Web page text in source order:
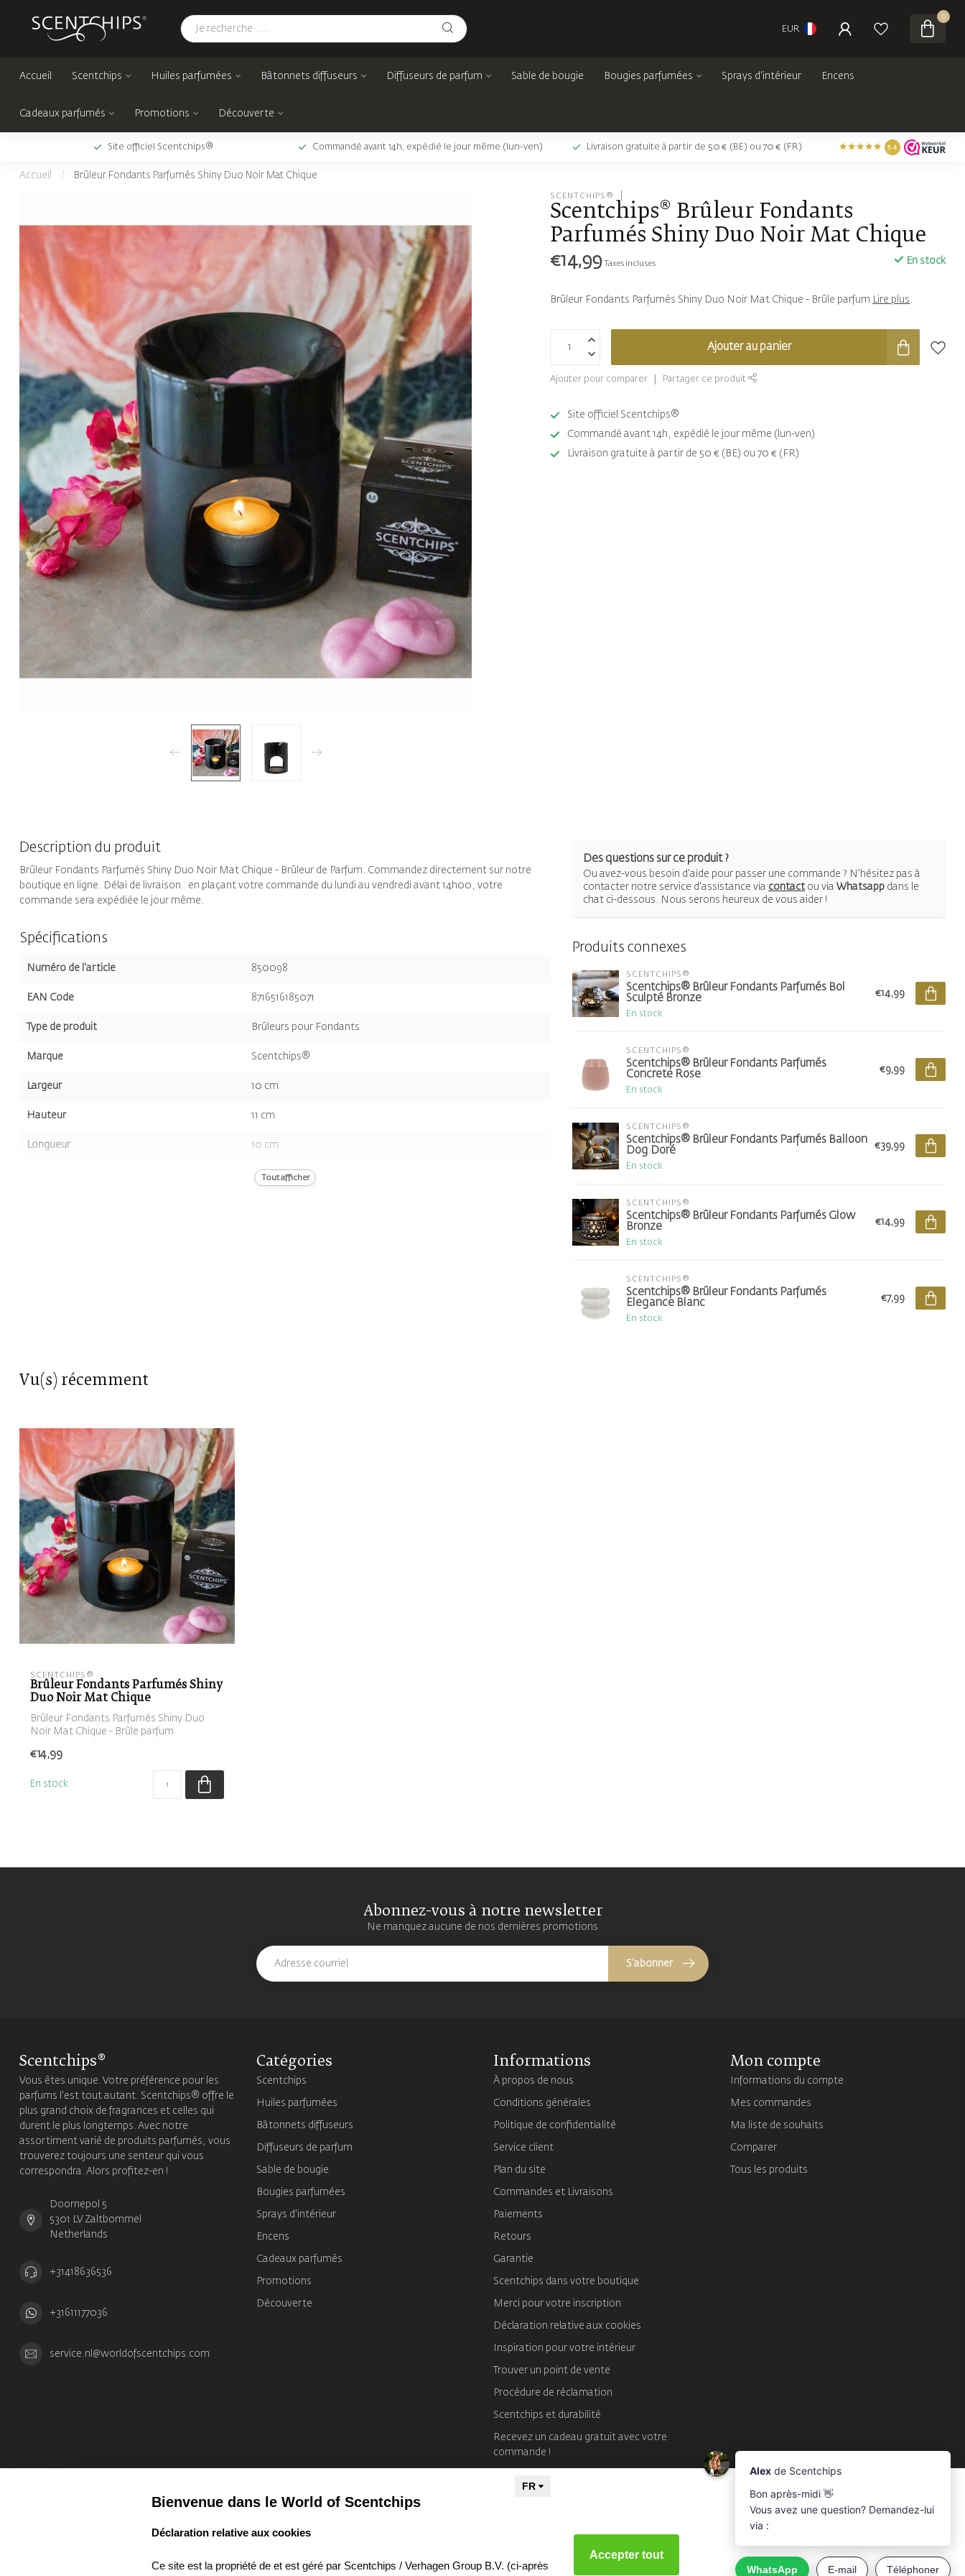
EUR
0
Accueil Scentchips Huiles parfumées Bâtonnets diffuseurs Diffuseurs de parfum Sable de bougie Bougies parfumées Sprays d'intérieur Encens
Cadeaux parfumés Promotions Découverte
Site officiel Scentchips® Commandé avant 14h, expédié le jour même (lun-ven) Livraison gratuite à partir de 50 € (BE) ou 70 € (FR) 9.4
Accueil / Brûleur Fondants Parfumés Shiny Duo Noir Mat Chique
SCENTCHIPS®
Scentchips® Brûleur Fondants
Parfumés Shiny Duo Noir Mat Chique
€14,99 Taxes incluses En stock
Brûleur Fondants Parfumés Shiny Duo Noir Mat Chique - Brûle parfum Lire plus .
Ajouter au panier
Ajouter pour comparer Partager ce produit
Site officiel Scentchips®
Commandé avant 14h, expédié le jour même (lun-ven)
Livraison gratuite à partir de 50 € (BE) ou 70 € (FR)
Description du produit
Brûleur Fondants Parfumés Shiny Duo Noir Mat Chique - Brûleur de Parfum. Commandez directement sur notre
boutique en ligne. Délai de livraison : en plaçant votre commande du lundi au vendredi avant 14h00, votre
commande sera expédiée le jour même.
Spécifications
Numéro de l'article 850098
EAN Code 8716516185071
Type de produit Brûleurs pour Fondants
Marque Scentchips®
Largeur 10 cm
Hauteur 11 cm
Longueur 10 cm
443 gr
Tout afficher
Des questions sur ce produit ?
Ou avez-vous besoin d'aide pour passer une commande ? N'hésitez pas à
contacter notre service d'assistance via contactou via Whatsapp dans le
chat ci-dessous. Nous serons heureux de vous aider !
Produits connexes
SCENTCHIPS®
Scentchips® Brûleur Fondants Parfumés Bol
Sculpté Bronze
En stock
€14,99
SCENTCHIPS®
Scentchips® Brûleur Fondants Parfumés
Concrete Rose
En stock
€9,99
SCENTCHIPS®
Scentchips® Brûleur Fondants Parfumés Balloon
Dog Doré
En stock
€39,99
SCENTCHIPS®
Scentchips® Brûleur Fondants Parfumés Glow
Bronze
En stock
€14,99
SCENTCHIPS®
Scentchips® Brûleur Fondants Parfumés
Elegance Blanc
En stock
€7,99
Vu(s) récemment
SCENTCHIPS®
Brûleur Fondants Parfumés Shiny
Duo Noir Mat Chique
Brûleur Fondants Parfumés Shiny Duo
Noir Mat Chique - Brûle parfum
€14,99
En stock
Abonnez-vous à notre newsletter
Ne manquez aucune de nos dernières promotions
S'abonner
Scentchips®
Vous êtes unique. Votre préférence pour les
parfums l'est tout autant. Scentchips® offre le
plus grand choix de fragrances et celles qui
durent le plus longtemps. Avec notre
assortiment varié de produits parfumés, vous
trouverez toujours une senteur qui vous
correspondra. Alors profitez-en !
Doornepol 5
5301 LV Zaltbommel
Netherlands
+31418636536
+31611177036
service.nl@worldofscentchips.com
Catégories
Scentchips
Huiles parfumées
Bâtonnets diffuseurs
Diffuseurs de parfum
Sable de bougie
Bougies parfumées
Sprays d'intérieur
Encens
Cadeaux parfumés
Promotions
Découverte
Informations
À propos de nous
Conditions générales
Politique de confidentialité
Service client
Plan du site
Commandes et Livraisons
Paiements
Retours
Garantie
Scentchips dans votre boutique
Merci pour votre inscription
Déclaration relative aux cookies
Inspiration pour votre intérieur
Trouver un point de vente
Procédure de réclamation
Scentchips et durabilité
Recevez un cadeau gratuit avec votre
commande !
Mon compte
Informations du compte
Mes commandes
Ma liste de souhaits
Comparer
Tous les produits
Bienvenue dans le World of Scentchips
select language
Déclaration relative aux cookies
Ce site est la propriété de et est géré par Scentchips / Verhagen Group B.V. (ci-après
Accepter tout